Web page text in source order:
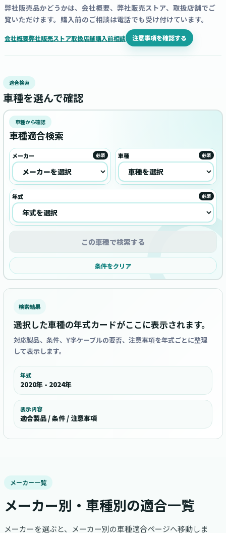
弊社販売品かどうかは、会社概要、弊社販売ストア、取扱店舗でご
覧いただけます。購入前のご相談は電話でも受け付けています。
会社概要弊社販売ストア取扱店舗購入前相談 注意事項を確認する
適合検索
車種を選んで確認
車種から確認
車種適合検索
メーカー 必須 車種 必須
年式 必須
この車種で検索する
条件をクリア
検索結果
選択した車種の年式カードがここに表示されます。
対応製品、条件、Y字ケーブルの要否、注意事項を年式ごとに整理
して表示します。
年式
2020年 - 2024年
表示内容
適合製品 / 条件 / 注意事項
メーカー一覧
メーカー別・車種別の適合一覧
メーカーを選ぶと、メーカー別の車種適合ページへ移動しま